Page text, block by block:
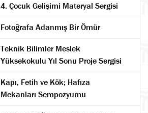
4. Çocuk Gelişimi Materyal Sergisi
Fotoğrafa Adanmış Bir Ömür
Teknik Bilimler Meslek
Yüksekokulu Yıl Sonu Proje Sergisi
Kapı, Fetih ve Kök; Hafıza
Mekanları Sempozyumu